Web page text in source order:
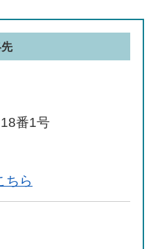
番1号
ちら